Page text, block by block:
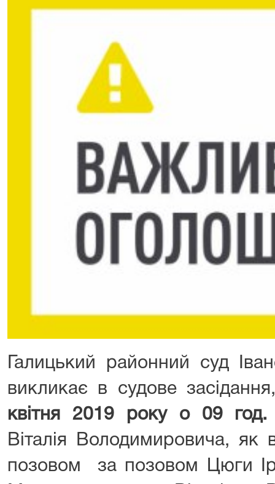
Галицький районний суд
викликає в судове
квітня 2019року о 09
Віталія Володимировича, як
позовом за позовом Цюги